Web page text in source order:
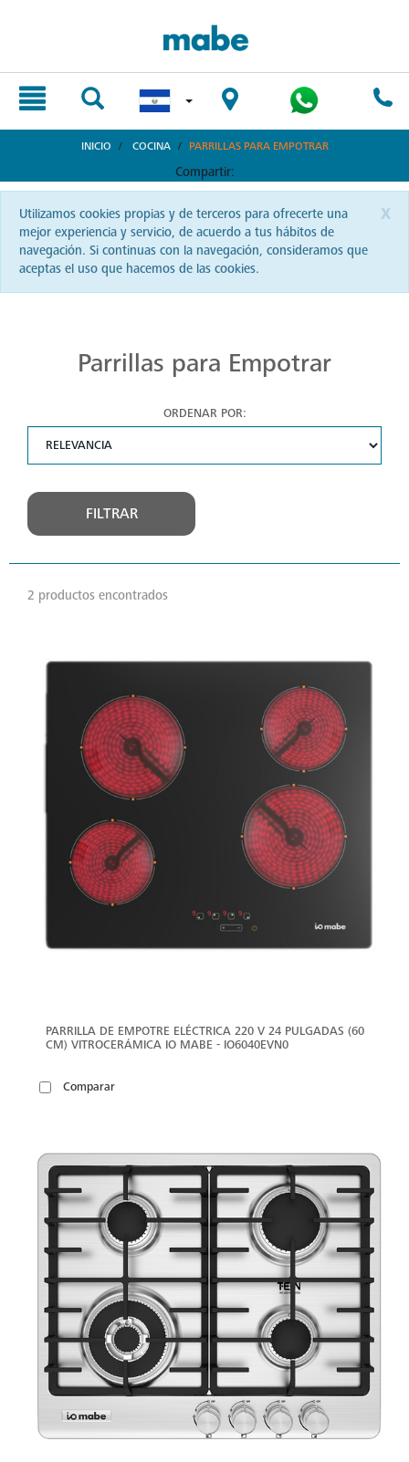
INICIO COCINA PARRILLAS PARA EMPOTRAR
Compartir:
x
Utilizamos cookies propias y de terceros para ofrecerte una
mejor experiencia y servicio, de acuerdo a tus hábitos de
navegación. Si continuas con la navegación, consideramos que
aceptas el uso que hacemos de las cookies.
Parrillas para Empotrar
ORDENAR POR:
FILTRAR
2 productos encontrados
MÁS
PARRILLA DE EMPOTRE ELÉCTRICA 220 V 24 PULGADAS (60
CM) VITROCERÁMICA IO MABE - IO6040EVN0
Comparar